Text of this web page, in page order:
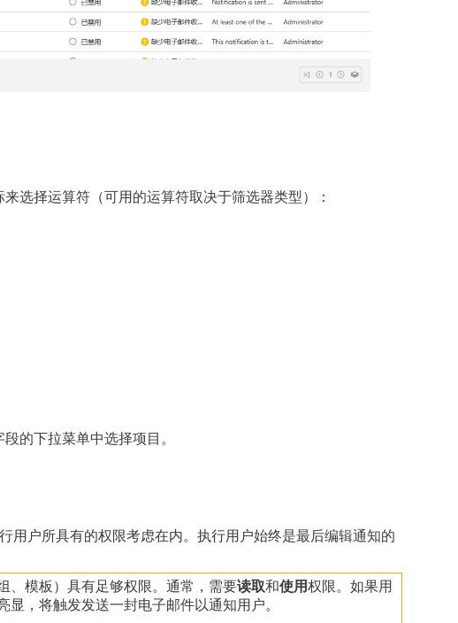
选择运算符（可用的运算符取决于筛选器类型）：
的下拉菜单中选择项目。
用户所具有的权限考虑在内。执行用户始终是最后编辑通知的
、模板）具有足够权限。通常，需要读取和使用权限。如果用
，将触发发送一封电子邮件以通知用户。